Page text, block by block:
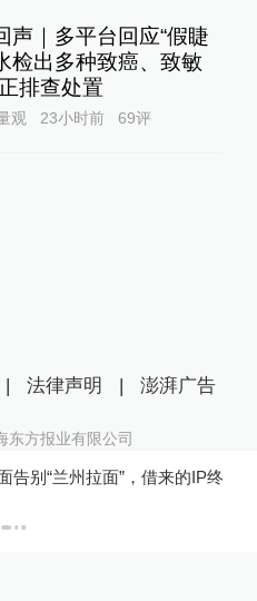
声｜多平台回应“假睫
检出多种致癌、致敏
排查处置
观 23小时前 69评
票学生预约购票服务中新增新
| 法律声明 | 澎湃广告
东方报业有限公司
| 沪ICP备14003370号
可证：31120170006
号